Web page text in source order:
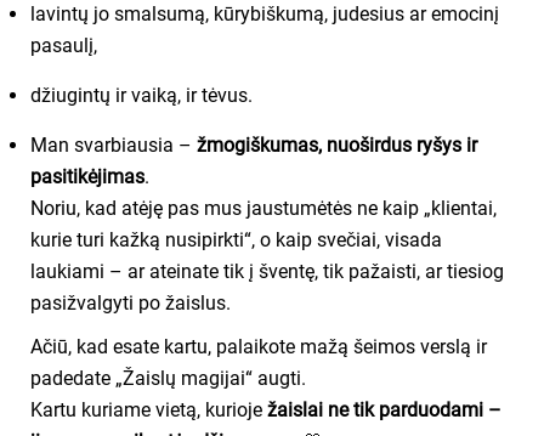
lavintų jo smalsumą, kūrybiškumą, judesius ar emocinį
pasaulį,
džiugintų ir vaiką, ir tėvus.
Man svarbiausia – žmogiškumas, nuoširdus ryšys ir
pasitikėjimas.
Noriu, kad atėję pas mus jaustumėtės ne kaip „klientai,
kurie turi kažką nusipirkti“, o kaip svečiai, visada
laukiami – ar ateinate tik į šventę, tik pažaisti, ar tiesiog
pasižvalgyti po žaislus.
Ačiū, kad esate kartu, palaikote mažą šeimos verslą ir
padedate „Žaislų magijai“ augti.
Kartu kuriame vietą, kurioje žaislai ne tik parduodami –